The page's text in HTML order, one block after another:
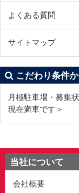
よくある質問
サイトマップ
こだわり条件
月極駐車場・募集
現在満車です＞
当社について
会社概要